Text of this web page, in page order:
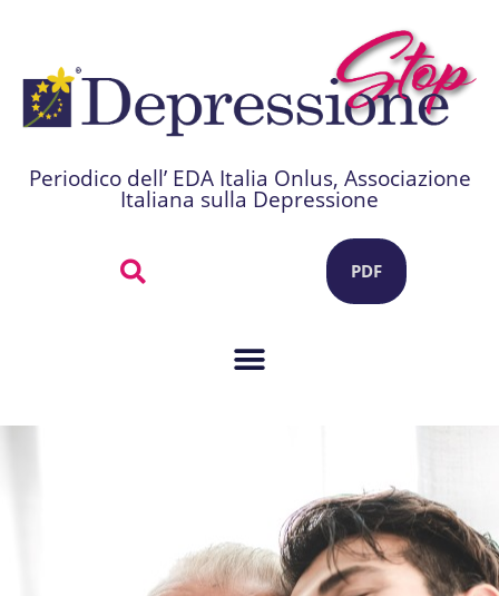
Periodico dell’ EDA Italia Onlus, Associazione
Italiana sulla Depressione
PDF